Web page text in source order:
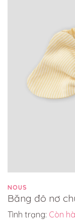
NOUS
Băng đô nơ
Tình trạng: Còn